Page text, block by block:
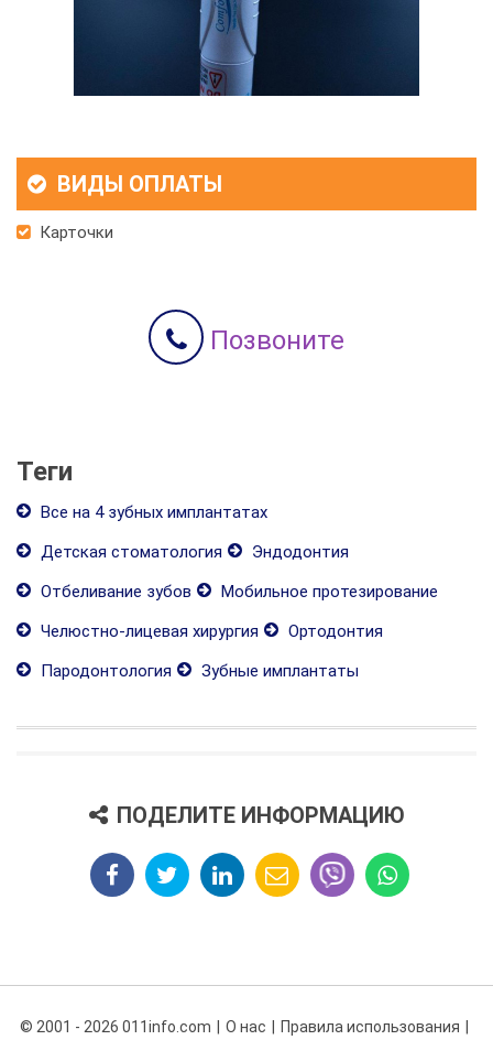
ВИДЫ ОПЛАТЫ
Карточки
Позвоните
Теги
Все на 4 зубных имплантатах
Детская стоматология
Эндодонтия
Отбеливание зубов
Мобильное протезирование
Челюстно-лицевая хирургия
Ортодонтия
Пародонтология
Зубные имплантаты
ПОДЕЛИТЕ ИНФОРМАЦИЮ
© 2001 - 2026 011info.com О нас Правила использования